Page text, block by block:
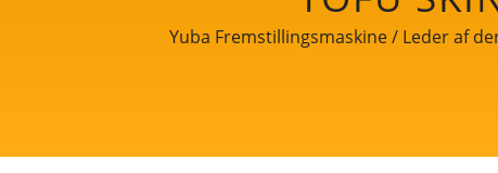
AF
Yuba Fremstillingsmaskine / Leder af